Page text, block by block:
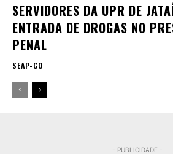
SERVIDORES DA UPR DE
ENTRADA DE DROGAS NO
PENAL
SEAP-GO
- PUBLICIDADE -